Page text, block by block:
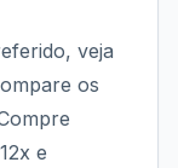
veja
os
e